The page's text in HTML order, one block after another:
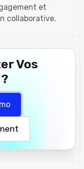
et
collaborative.
Vos